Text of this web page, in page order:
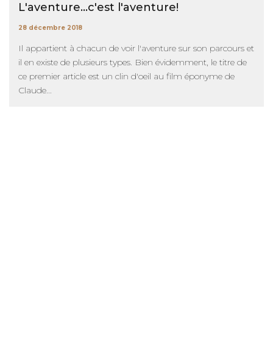
L'aventure...c'est l'aventure!
28 décembre 2018
Il appartient à chacun de voir l'aventure sur son parcours et
il en existe de plusieurs types. Bien évidemment, le titre de
ce premier article est un clin d'oeil au film éponyme de
Claude...